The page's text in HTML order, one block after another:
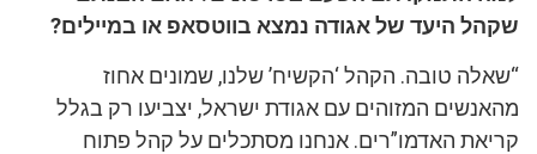
שקהל היעד של אגודה נמצא בווטסאפ או במיילים?
“שאלה טובה. הקהל ‘הקשיח’ שלנו, שמונים אחוז
מהאנשים המזוהים עם אגודת ישראל, יצביעו רק בגלל
קריאת האדמו”רים. אנחנו מסתכלים על קהל פתוח